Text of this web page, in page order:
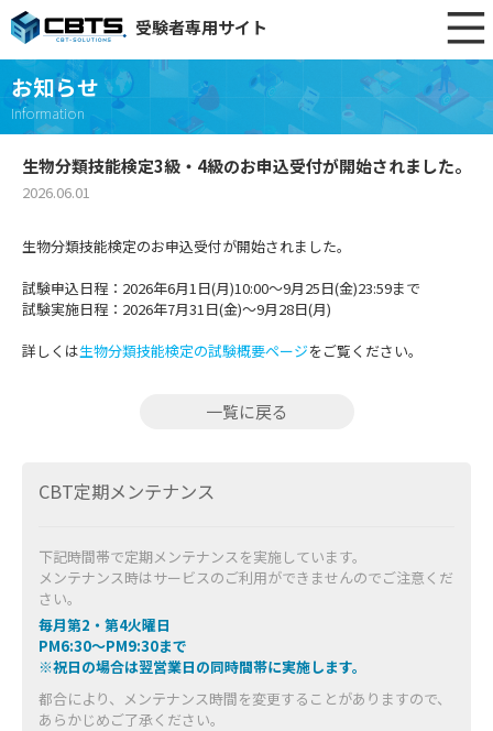
受験者専用サイト
お知らせ
Information
生物分類技能検定3級・4級のお申込受付が開始されました。
2026.06.01
生物分類技能検定のお申込受付が開始されました。
試験申込日程：2026年6月1日(月)10:00～9月25日(金)23:59まで
試験実施日程：2026年7月31日(金)～9月28日(月)
詳しくは生物分類技能検定の試験概要ページをご覧ください。
一覧に戻る
CBT定期メンテナンス
下記時間帯で定期メンテナンスを実施しています。
メンテナンス時はサービスのご利用ができませんのでご注意くだ
さい。
毎月第2・第4火曜日
PM6:30～PM9:30まで
※祝日の場合は翌営業日の同時間帯に実施します。
都合により、メンテナンス時間を変更することがありますので、
あらかじめご了承ください。